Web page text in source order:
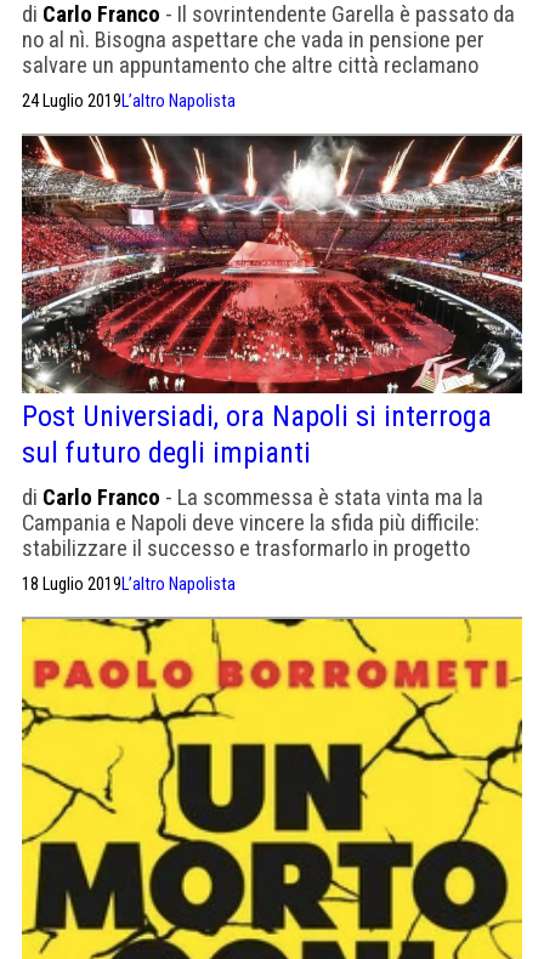
di Carlo Franco - Il sovrintendente Garella è passato da
no al nì. Bisogna aspettare che vada in pensione per
salvare un appuntamento che altre città reclamano
24 Luglio 2019L’altro Napolista
Post Universiadi, ora Napoli si interroga
sul futuro degli impianti
di Carlo Franco - La scommessa è stata vinta ma la
Campania e Napoli deve vincere la sfida più difficile:
stabilizzare il successo e trasformarlo in progetto
18 Luglio 2019L’altro Napolista